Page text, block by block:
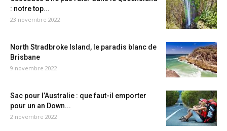
: notre top...
23 novembre 2022
North Stradbroke Island, le paradis blanc de
Brisbane
9 novembre 2022
Sac pour l’Australie : que faut-il emporter
pour un an Down...
2 novembre 2022